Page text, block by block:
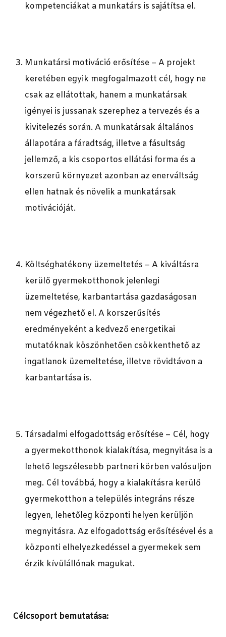
kompetenciákat a munkatárs is sajátítsa el.
Munkatársi motiváció erősítése – A projekt
keretében egyik megfogalmazott cél, hogy ne
csak az ellátottak, hanem a munkatársak
igényei is jussanak szerephez a tervezés és a
kivitelezés során. A munkatársak általános
állapotára a fáradtság, illetve a fásultság
jellemző, a kis csoportos ellátási forma és a
korszerű környezet azonban az enerváltság
ellen hatnak és növelik a munkatársak
motivációját.
Költséghatékony üzemeltetés – A kiváltásra
kerülő gyermekotthonok jelenlegi
üzemeltetése, karbantartása gazdaságosan
nem végezhető el. A korszerűsítés
eredményeként a kedvező energetikai
mutatóknak köszönhetően csökkenthető az
ingatlanok üzemeltetése, illetve rövidtávon a
karbantartása is.
Társadalmi elfogadottság erősítése – Cél, hogy
a gyermekotthonok kialakítása, megnyitása is a
lehető legszélesebb partneri körben valósuljon
meg. Cél továbbá, hogy a kialakításra kerülő
gyermekotthon a település integráns része
legyen, lehetőleg központi helyen kerüljön
megnyitásra. Az elfogadottság erősítésével és a
központi elhelyezkedéssel a gyermekek sem
érzik kívülállónak magukat.
Célcsoport bemutatása: